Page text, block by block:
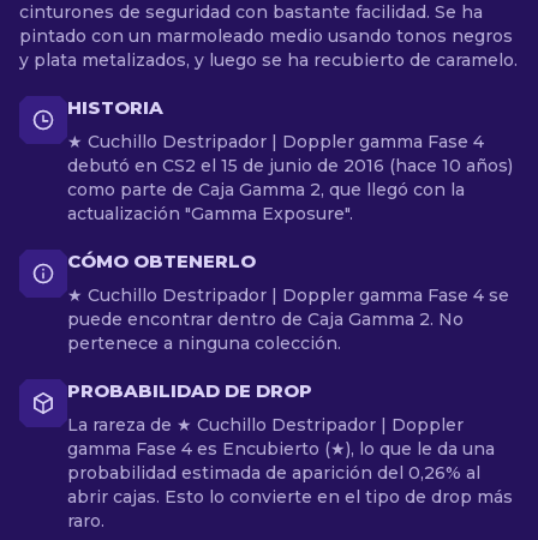
cinturones de seguridad con bastante facilidad. Se ha
pintado con un marmoleado medio usando tonos negros
y plata metalizados, y luego se ha recubierto de caramelo.
HISTORIA
★ Cuchillo Destripador | Doppler gamma Fase 4
debutó en CS2 el 15 de junio de 2016 (hace 10 años)
como parte de Caja Gamma 2, que llegó con la
actualización "Gamma Exposure".
CÓMO OBTENERLO
★ Cuchillo Destripador | Doppler gamma Fase 4 se
puede encontrar dentro de Caja Gamma 2. No
pertenece a ninguna colección.
PROBABILIDAD DE DROP
La rareza de ★ Cuchillo Destripador | Doppler
gamma Fase 4 es Encubierto (★), lo que le da una
probabilidad estimada de aparición del 0,26% al
abrir cajas. Esto lo convierte en el tipo de drop más
raro.